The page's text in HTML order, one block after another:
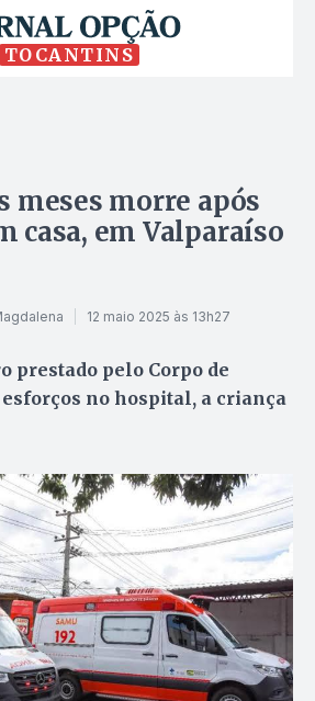
TOCANTINS
meses morre após
casa, em Valparaíso
12 maio 2025 às 13h27
prestado pelo Corpo de
no hospital, a criança